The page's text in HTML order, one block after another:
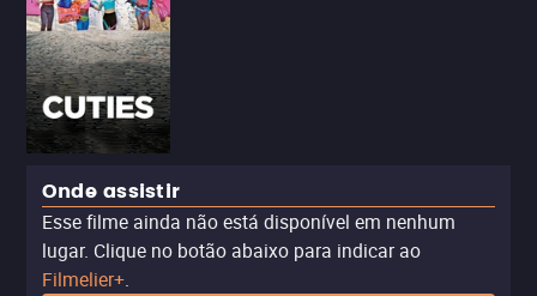
Onde assistir
Esse filme ainda não está disponível em nenhum
lugar. Clique no botão abaixo para indicar ao
Filmelier+.